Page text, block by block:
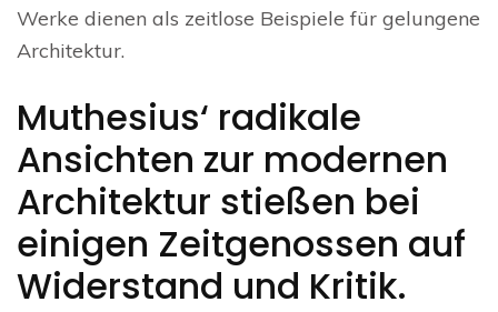
Werke dienen als zeitlose Beispiele für gelungene
Architektur.
Muthesius‘ radikale
Ansichten zur modernen
Architektur stießen bei
einigen Zeitgenossen auf
Widerstand und Kritik.